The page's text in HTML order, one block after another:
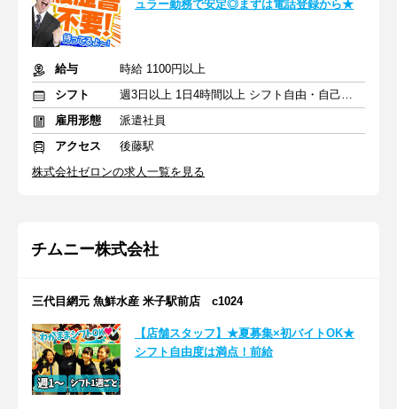
ュラー勤務で安定◎まずは電話登録から★
給与
時給 1100円以上
シフト
週3日以上 1日4時間以上 シフト自由・自己申告
雇用形態
派遣社員
アクセス
後藤駅
株式会社ゼロンの求人一覧を見る
チムニー株式会社
三代目網元 魚鮮水産 米子駅前店 c1024
【店舗スタッフ】★夏募集×初バイトOK★
シフト自由度は満点！前給